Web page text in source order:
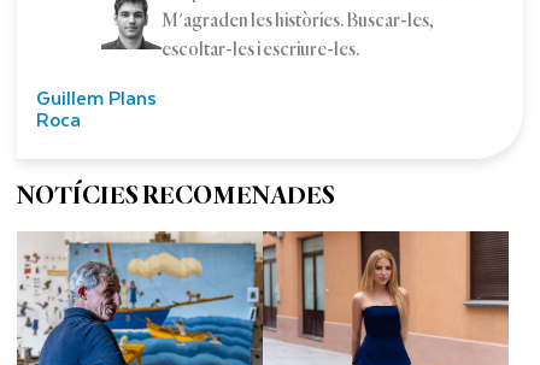
Guillem Plans
Roca
M'agraden les històries. Buscar-les,
escoltar-les i escriure-les.
NOTÍCIES RECOMENADES